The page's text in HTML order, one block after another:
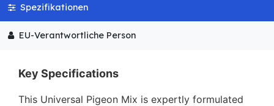
Spezifikationen
EU-Verantwortliche Person
Key Specifications
This Universal Pigeon Mix is expertly formulated